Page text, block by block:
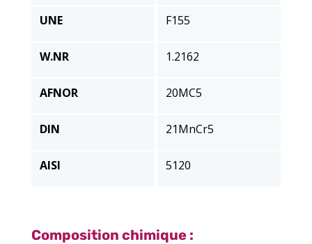
UNE
W.NR
AFNOR
DIN
AISI
F155
1.2162
20MC5
21MnCr5
5120
Composition chimique :